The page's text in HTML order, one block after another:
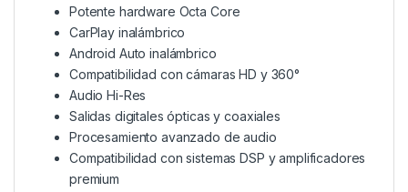
Potente hardware Octa Core
CarPlay inalámbrico
Android Auto inalámbrico
Compatibilidad con cámaras HD y 360°
Audio Hi-Res
Salidas digitales ópticas y coaxiales
Procesamiento avanzado de audio
Compatibilidad con sistemas DSP y amplificadores
premium